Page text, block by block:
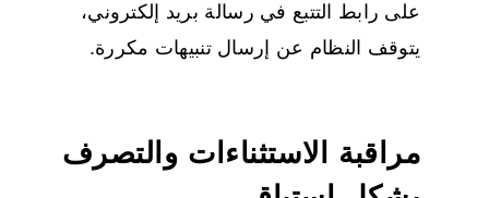
على رابط التتبع في رسالة بريد إلكتروني،
يتوقف النظام عن إرسال تنبيهات مكررة.
مراقبة الاستثناءات والتصرف